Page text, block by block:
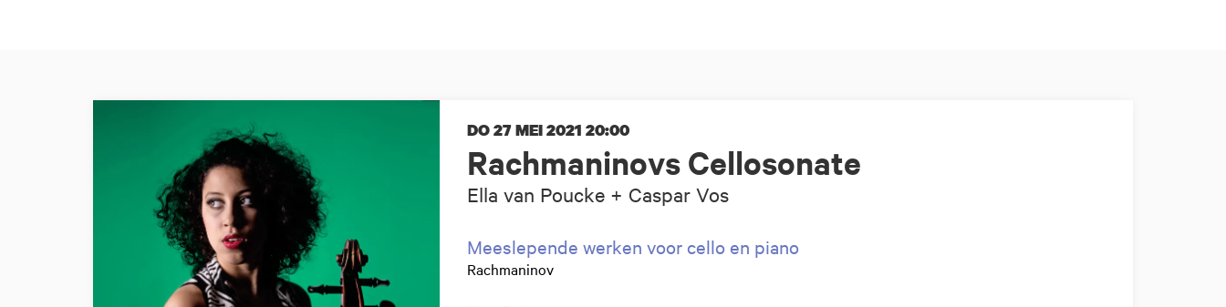
Rachmaninovs Cellosonate
Ella van Poucke + Caspar Vos
DO 27 MEI 2021 20:00
Meeslepende werken voor cello en piano
Rachmaninov